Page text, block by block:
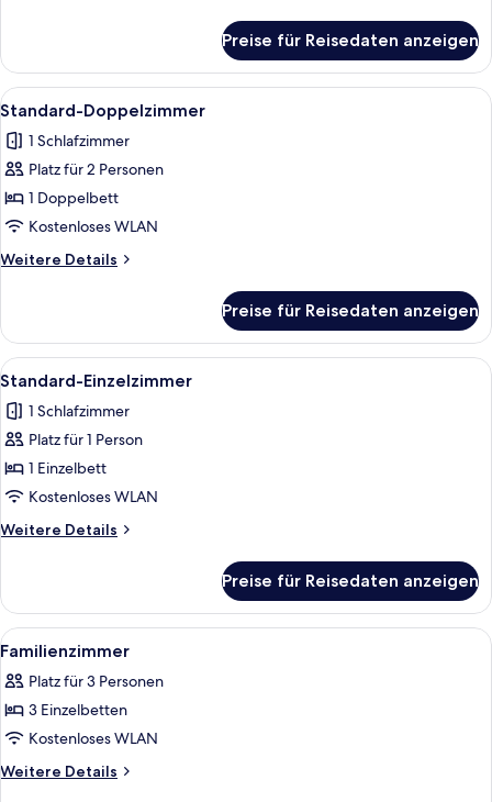
Double
Room
Preise für Reisedaten anzeigen
Alle
Fotos
für
Standard-
Doppelzimmer
anzeigen
Ein Schlafzimmer mit Bett,
5
Standard-Doppelzimmer
1 Schlafzimmer
Platz für 2 Personen
1 Doppelbett
Kostenloses WLAN
Weitere Details
Weitere
Doppelzimmer
Preise für Reisedaten anzeigen
Alle
Fotos
für
Standard-
Einzelzimmer
anzeigen
Ein Hotelzimmer mit Doppelbett,
5
Standard-Einzelzimmer
1 Schlafzimmer
Platz für 1 Person
1 Einzelbett
Kostenloses WLAN
Weitere Details
Weitere
Einzelzimmer
Preise für Reisedaten anzeigen
Alle
Fotos
für
Familienzimmer
anzeigen
Ein Hotelzimmer mit zwei Betten,
5
Familienzimmer
Platz für 3 Personen
3 Einzelbetten
Kostenloses WLAN
Weitere Details
Weitere